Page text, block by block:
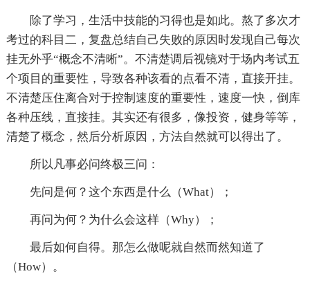
除了学习，生活中技能的习得也是如此。熬了多次才
考过的科目二，复盘总结自己失败的原因时发现自己每次
挂无外乎“概念不清晰”。不清楚调后视镜对于场内考试五
个项目的重要性，导致各种该看的点看不清，直接开挂。
不清楚压住离合对于控制速度的重要性，速度一快，倒库
各种压线，直接挂。其实还有很多，像投资，健身等等，
清楚了概念，然后分析原因，方法自然就可以得出了。
所以凡事必问终极三问：
先问是何？这个东西是什么（What）；
再问为何？为什么会这样（Why）；
最后如何自得。那怎么做呢就自然而然知道了
（How）。